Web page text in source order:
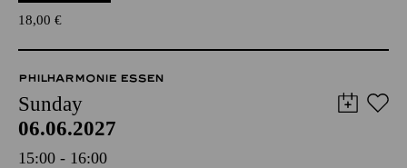
18,00 €
PHILHARMONIE ESSEN
Sunday
06.06.2027
15:00 - 16:00